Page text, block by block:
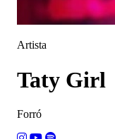
Artista
Taty Girl
Forró